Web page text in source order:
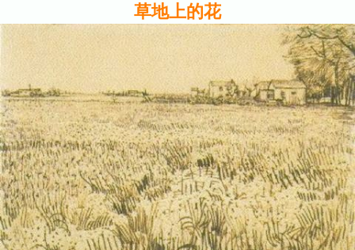
草地上的花